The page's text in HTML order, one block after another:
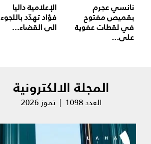
نانسي عجرم
بقميص مفتوح
في لقطات عفوية
على...
الإعلامية داليا
فؤاد تهدّد باللجوء
الى القضاء...
المجلة الالكترونية
العدد 1098 | تموز 2026